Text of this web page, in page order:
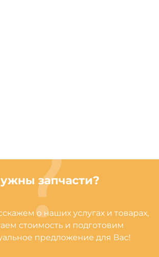
запчасти?
о наших услугах и товарах,
стоимость и подготовим
предложение для Вас!